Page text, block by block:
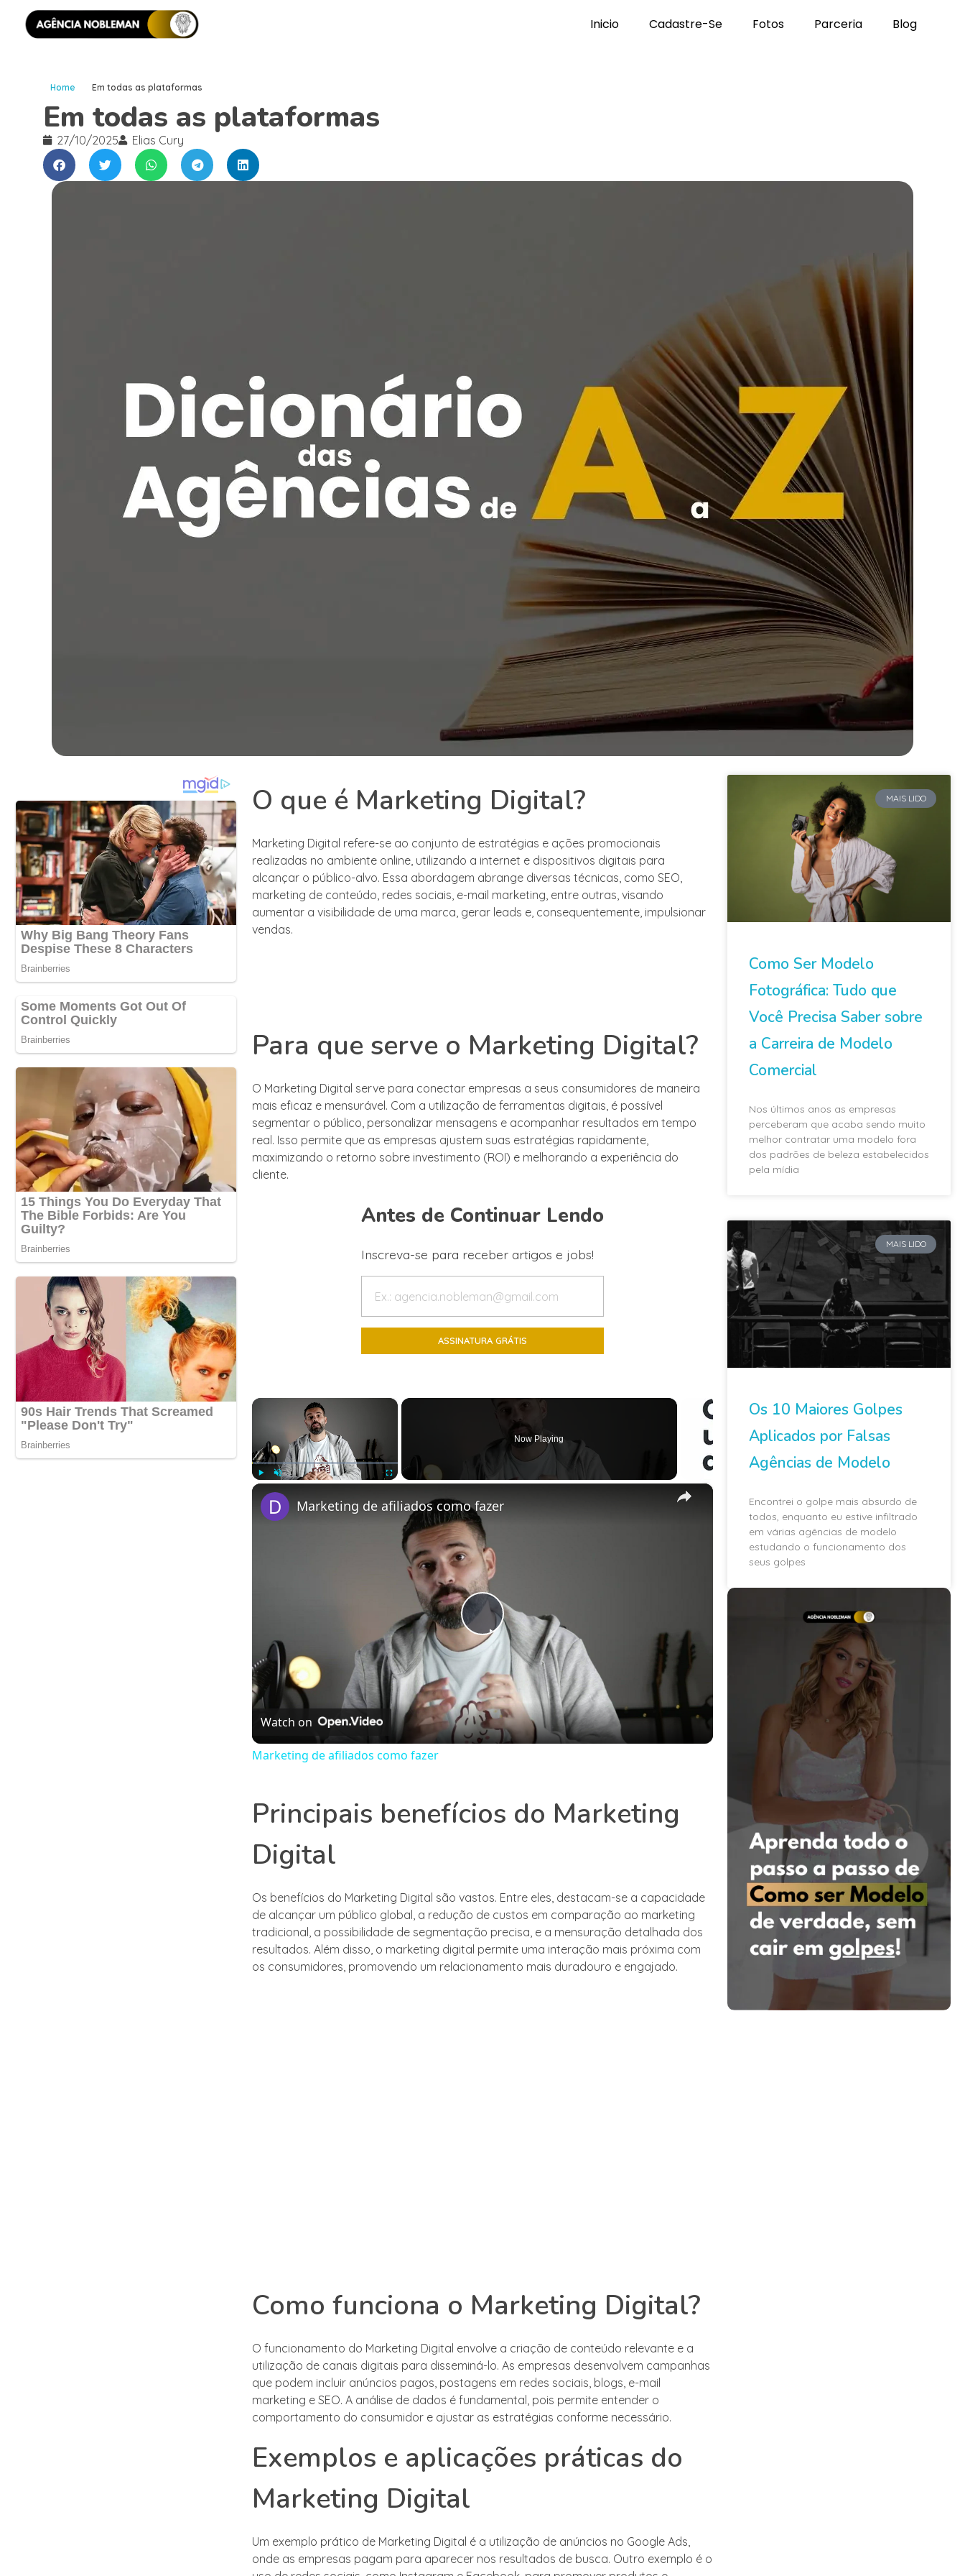
Inicio Cadastre-Se Fotos Parceria Blog
Home Em todas as plataformas
Em todas as plataformas
27/10/2025 Elias Cury
O que é Marketing Digital?
Marketing Digital refere-se ao conjunto de estratégias e ações promocionais
realizadas no ambiente online, utilizando a internet e dispositivos digitais para
alcançar o público-alvo. Essa abordagem abrange diversas técnicas, como SEO,
marketing de conteúdo, redes sociais, e-mail marketing, entre outras, visando
aumentar a visibilidade de uma marca, gerar leads e, consequentemente, impulsionar
vendas.
Para que serve o Marketing Digital?
O Marketing Digital serve para conectar empresas a seus consumidores de maneira
mais eficaz e mensurável. Com a utilização de ferramentas digitais, é possível
segmentar o público, personalizar mensagens e acompanhar resultados em tempo
real. Isso permite que as empresas ajustem suas estratégias rapidamente,
maximizando o retorno sobre investimento (ROI) e melhorando a experiência do
cliente.
Antes de Continuar Lendo
Inscreva-se para receber artigos e jobs!
×
Now Playing
×
Play
Video
Marketing de afiliados como fazer
Watch on
Marketing de afiliados como fazer
Principais benefícios do Marketing
Digital
Os benefícios do Marketing Digital são vastos. Entre eles, destacam-se a capacidade
de alcançar um público global, a redução de custos em comparação ao marketing
tradicional, a possibilidade de segmentação precisa, e a mensuração detalhada dos
resultados. Além disso, o marketing digital permite uma interação mais próxima com
os consumidores, promovendo um relacionamento mais duradouro e engajado.
Como funciona o Marketing Digital?
O funcionamento do Marketing Digital envolve a criação de conteúdo relevante e a
utilização de canais digitais para disseminá-lo. As empresas desenvolvem campanhas
que podem incluir anúncios pagos, postagens em redes sociais, blogs, e-mail
marketing e SEO. A análise de dados é fundamental, pois permite entender o
comportamento do consumidor e ajustar as estratégias conforme necessário.
Exemplos e aplicações práticas do
Marketing Digital
Um exemplo prático de Marketing Digital é a utilização de anúncios no Google Ads,
onde as empresas pagam para aparecer nos resultados de busca. Outro exemplo é o
MAIS LIDO
Como Ser Modelo
Fotográfica: Tudo que
Você Precisa Saber sobre
a Carreira de Modelo
Comercial
Nos últimos anos as empresas
perceberam que acaba sendo muito
melhor contratar uma modelo fora
dos padrões de beleza estabelecidos
pela mídia
MAIS LIDO
Os 10 Maiores Golpes
Aplicados por Falsas
Agências de Modelo
Encontrei o golpe mais absurdo de
todos, enquanto eu estive infiltrado
em várias agências de modelo
estudando o funcionamento dos
seus golpes